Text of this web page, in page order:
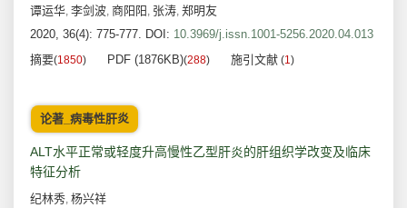
谭运华, 李剑波, 商阳阳 , 张涛, 郑明友
2020, 36(4): 775-777. DOI: 10.3969/j.issn.1001-5256.2020.04.013
摘要(1850) PDF (1876KB)(288) 施引文献 (1)
论著_病毒性肝炎
ALT水平正常或轻度升高慢性乙型肝炎的肝组织学改变及临床
特征分析
纪林秀, 杨兴祥